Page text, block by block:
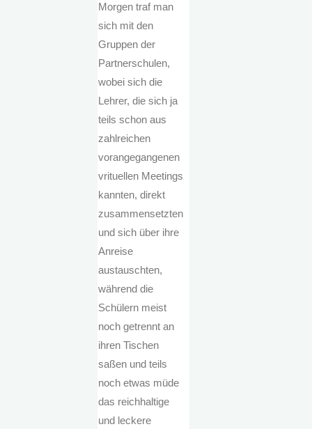
Morgen traf man
sich mit den
Gruppen der
Partnerschulen,
wobei sich die
Lehrer, die sich ja
teils schon aus
zahlreichen
vorangegangenen
vrituellen Meetings
kannten, direkt
zusammensetzten
und sich über ihre
Anreise
austauschten,
während die
Schülern meist
noch getrennt an
ihren Tischen
saßen und teils
noch etwas müde
das reichhaltige
und leckere